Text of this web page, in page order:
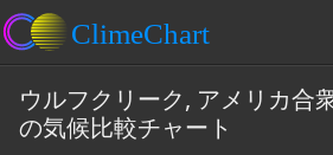
ウルフクリーク, アメリカ合
の気候比較チャート